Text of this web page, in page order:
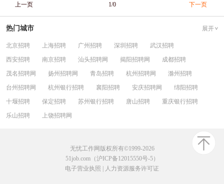
上一页 1/0 下一页
热门城市 展开
北京招聘 上海招聘 广州招聘 深圳招聘
武汉招聘
西安招聘
南京招聘 汕头招聘网 揭阳招聘网
成都招聘
茂名招聘网
扬州招聘网 青岛招聘 杭州招聘网
滁州招聘
台州招聘网
杭州银行招聘 襄阳招聘 安庆招聘网
绵阳招聘
十堰招聘
保定招聘 苏州银行招聘 唐山招聘
重庆银行招聘
乐山招聘
上饶招聘网
无忧工作网版权所有©1999-2026
51job.com（沪ICP备12015550号-5）
电子营业执照
人力资源服务许可证